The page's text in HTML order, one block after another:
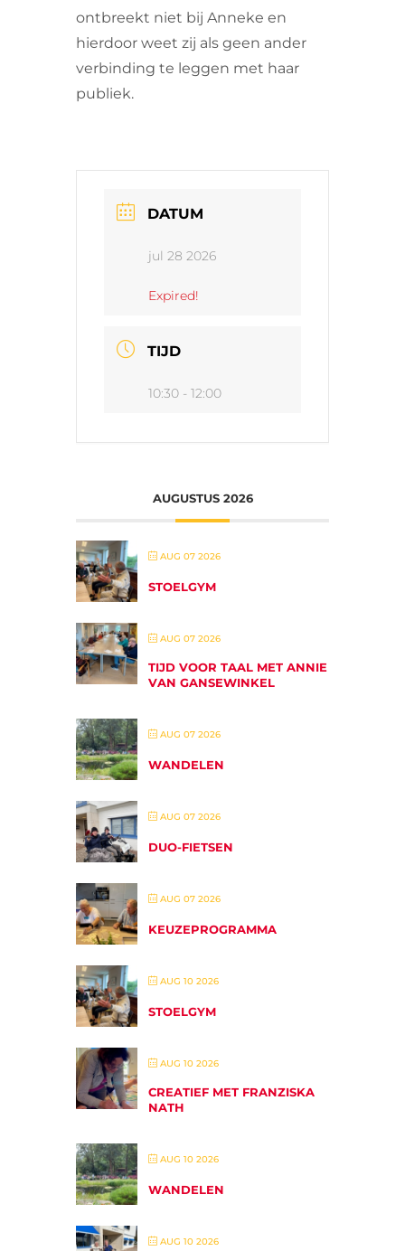
ontbreekt niet bij Anneke en
hierdoor weet zij als geen ander
verbinding te leggen met haar
publiek.
DATUM
jul 28 2026
Expired!
TIJD
10:30 - 12:00
AUGUSTUS 2026
AUG 07 2026
STOELGYM
AUG 07 2026
TIJD VOOR TAAL MET ANNIE
VAN GANSEWINKEL
AUG 07 2026
WANDELEN
AUG 07 2026
DUO-FIETSEN
AUG 07 2026
KEUZEPROGRAMMA
AUG 10 2026
STOELGYM
AUG 10 2026
CREATIEF MET FRANZISKA
NATH
AUG 10 2026
WANDELEN
AUG 10 2026